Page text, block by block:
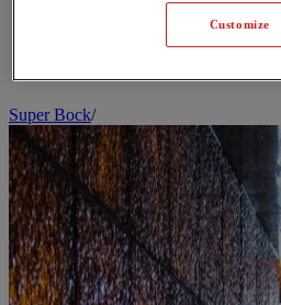
Super Bock/
Customize